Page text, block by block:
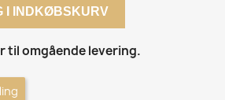
I INDKØBSKURV
til omgående levering.